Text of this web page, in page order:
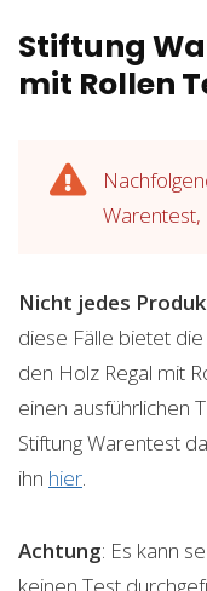
Stiftung
mit Rollen
Warentest,
Nicht jedes
diese Fälle bietet
den Holz Regal mit
einen ausführlichen
Stiftung Warentest
ihn hier.
Achtung: Es kann